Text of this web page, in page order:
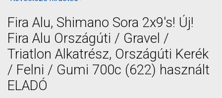
Fira Alu, Shimano Sora 2x9's! Új!
Fira Alu Országúti / Gravel /
Triatlon Alkatrész, Országúti Kerék
/ Felni / Gumi 700c (622) használt
ELADÓ